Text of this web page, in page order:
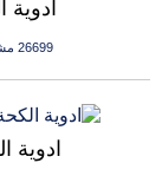
ادوية
26699 مشاهدة
ادوية